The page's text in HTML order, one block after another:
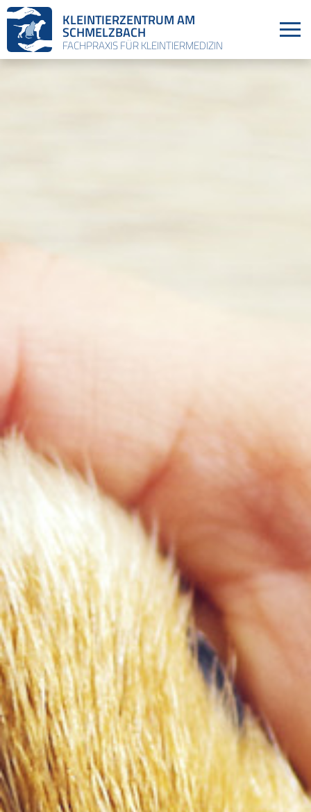
KLEINTIERZENTRUM AM
SCHMELZBACH
FACHPRAXIS FÜR KLEINTIERMEDIZIN